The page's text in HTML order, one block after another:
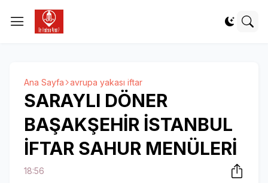
Ana Sayfa avrupa yakası iftar
SARAYLI DÖNER
BAŞAKŞEHİR İSTANBUL
İFTAR SAHUR MENÜLERİ
18:56